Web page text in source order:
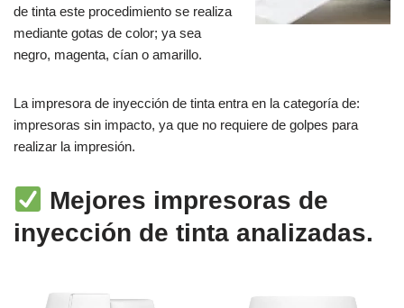
de tinta este procedimiento se realiza
mediante gotas de color; ya sea
negro, magenta, cían o amarillo.
La impresora de inyección de tinta entra en la categoría de:
impresoras sin impacto, ya que no requiere de golpes para
realizar la impresión.
Mejores impresoras de
inyección de tinta analizadas.